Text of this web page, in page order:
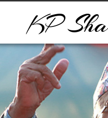
KP